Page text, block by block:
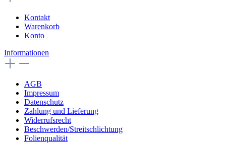
Kontakt
Warenkorb
Konto
Informationen
AGB
Impressum
Datenschutz
Zahlung und Lieferung
Widerrufsrecht
Beschwerden/Streitschlichtung
Folienqualität